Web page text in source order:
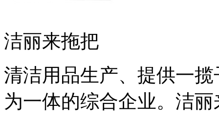
洁丽来拖把
清洁用品生产、提供一
为一体的综合企业。洁